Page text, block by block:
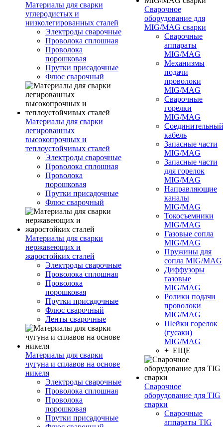
Материалы для сварки
углеродистых и
низколегированных сталей
Электроды сварочные
Проволока сплошная
Проволока
порошковая
Прутки присадочные
Флюс сварочный
Материалы для сварки
легированных
высокопрочных и
теплоустойчивых сталей
Электроды сварочные
Проволока сплошная
Проволока
порошковая
Прутки присадочные
Флюс сварочный
Материалы для сварки
нержавеющих и
жаростойких сталей
Электроды сварочные
Проволока сплошная
Проволока
порошковая
Прутки присадочные
Флюс сварочный
Ленты сварочные
Материалы для сварки
чугуна и сплавов на основе
никеля
Электроды сварочные
Проволока сплошная
Проволока
порошковая
Прутки присадочные
Сварочное
оборудование для
MIG/MAG сварки
Сварочные
аппараты
MIG/MAG
Механизмы
подачи
проволоки
MIG/MAG
Сварочные
горелки
MIG/MAG
Соединительный
кабель
Запасные части
MIG/MAG
Запасные части
для горелок
MIG/MAG
Направляющие
каналы
MIG/MAG
Токосъемники
MIG/MAG
Газовые сопла
MIG/MAG
Пружины для
сопла MIG/MAG
Диффузоры
газовые
MIG/MAG
Ролики подачи
проволоки
MIG/MAG
Шейки горелок
(гусаки)
MIG/MAG
+ ЕЩЕ
Сварочное
оборудование для TIG
сварки
Сварочные
аппараты TIG